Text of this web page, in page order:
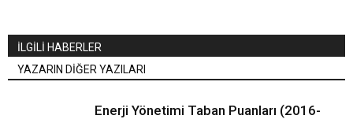
İLGİLİ HABERLER
YAZARIN DİĞER YAZILARI
Enerji Yönetimi Taban Puanları (2016-